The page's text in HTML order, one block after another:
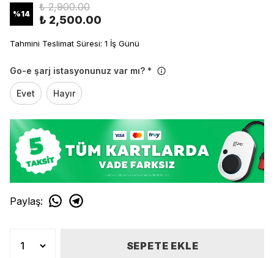
%14
₺ 2,900.00
₺ 2,500.00
Tahmini Teslimat Süresi: 1 İş Günü
Go-e şarj istasyonunuz var mı? *
Evet Hayır
Paylaş:
SEPETE EKLE